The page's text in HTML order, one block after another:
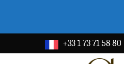
+33 1 73 71 58 80